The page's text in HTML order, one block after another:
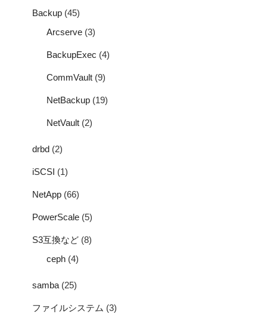
Backup (45)
Arcserve (3)
BackupExec (4)
CommVault (9)
NetBackup (19)
NetVault (2)
drbd (2)
iSCSI (1)
NetApp (66)
PowerScale (5)
S3互換など (8)
ceph (4)
samba (25)
ファイルシステム (3)